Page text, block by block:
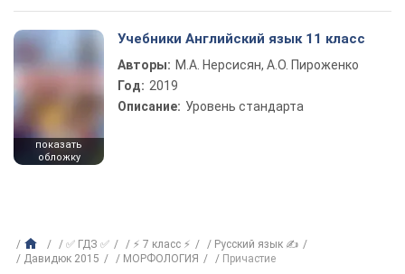
показать
обложку
Учебники Английский язык 11 класс
Авторы: М.А. Нерсисян, А.О. Пироженко
Год: 2019
Описание: Уровень стандарта
✅ ГДЗ ✅ ⚡ 7 класс ⚡
Русский язык ✍
Давидюк 2015
МОРФОЛОГИЯ Причастие